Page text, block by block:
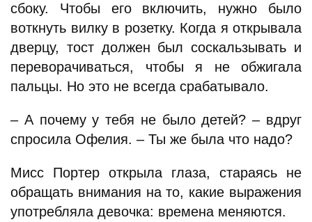
сбоку. Чтобы его включить, нужно было
воткнуть вилку в розетку. Когда я открывала
дверцу, тост должен был соскальзывать и
переворачиваться, чтобы я не обжигала
пальцы. Но это не всегда срабатывало.
– А почему у тебя не было детей? – вдруг
спросила Офелия. – Ты же была что надо?
Мисс Портер открыла глаза, стараясь не
обращать внимания на то, какие выражения
употребляла девочка: времена меняются.